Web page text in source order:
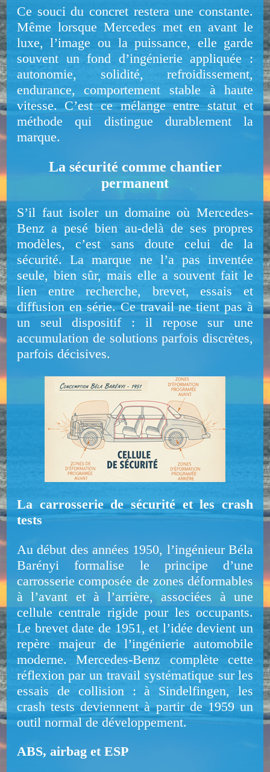
Ce souci du concret restera une constante.
Même lorsque Mercedes met en avant le
luxe, l’image ou la puissance, elle garde
souvent un fond d’ingénierie appliquée :
autonomie, solidité, refroidissement,
endurance, comportement stable à haute
vitesse. C’est ce mélange entre statut et
méthode qui distingue durablement la
marque.
La sécurité comme chantier
permanent
S’il faut isoler un domaine où Mercedes-
Benz a pesé bien au-delà de ses propres
modèles, c’est sans doute celui de la
sécurité. La marque ne l’a pas inventée
seule, bien sûr, mais elle a souvent fait le
lien entre recherche, brevet, essais et
diffusion en série. Ce travail ne tient pas à
un seul dispositif : il repose sur une
accumulation de solutions parfois discrètes,
parfois décisives.
La carrosserie de sécurité et les crash
tests
Au début des années 1950, l’ingénieur Béla
Barényi formalise le principe d’une
carrosserie composée de zones déformables
à l’avant et à l’arrière, associées à une
cellule centrale rigide pour les occupants.
Le brevet date de 1951, et l’idée devient un
repère majeur de l’ingénierie automobile
moderne. Mercedes-Benz complète cette
réflexion par un travail systématique sur les
essais de collision : à Sindelfingen, les
crash tests deviennent à partir de 1959 un
outil normal de développement.
ABS, airbag et ESP